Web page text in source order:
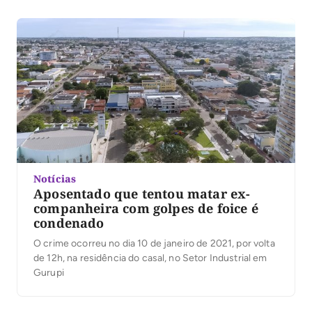
Notícias
Aposentado que tentou matar ex-
companheira com golpes de foice é
condenado
O crime ocorreu no dia 10 de janeiro de 2021, por volta
de 12h, na residência do casal, no Setor Industrial em
Gurupi